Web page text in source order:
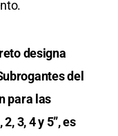
designa
del
para las
3, 4 y 5”, es